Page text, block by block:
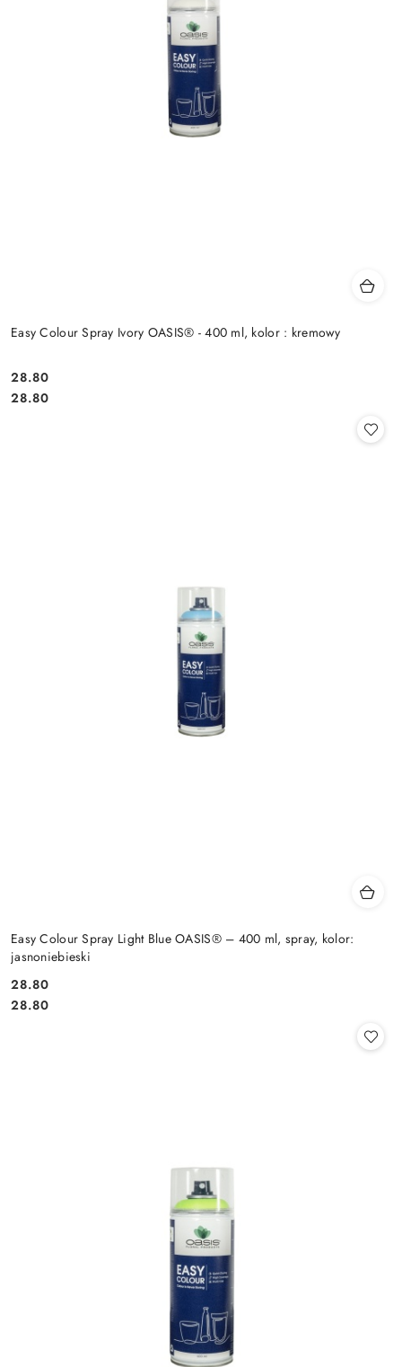
Easy Colour Spray Ivory OASIS® - 400 ml, kolor : kremowy
Cena:
28.80
Cena:
28.80
Easy Colour Spray Light Blue OASIS® – 400 ml, spray, kolor:
jasnoniebieski
Cena:
28.80
Cena:
28.80